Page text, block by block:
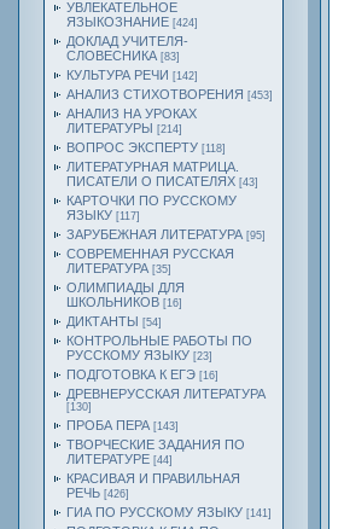
УВЛЕКАТЕЛЬНОЕ
ЯЗЫКОЗНАНИЕ [424]
ДОКЛАД УЧИТЕЛЯ-
СЛОВЕСНИКА [83]
КУЛЬТУРА РЕЧИ [142]
АНАЛИЗ СТИХОТВОРЕНИЯ [453]
АНАЛИЗ НА УРОКАХ
ЛИТЕРАТУРЫ [214]
ВОПРОС ЭКСПЕРТУ [118]
ЛИТЕРАТУРНАЯ МАТРИЦА.
ПИСАТЕЛИ О ПИСАТЕЛЯХ [43]
КАРТОЧКИ ПО РУССКОМУ
ЯЗЫКУ [117]
ЗАРУБЕЖНАЯ ЛИТЕРАТУРА [95]
СОВРЕМЕННАЯ РУССКАЯ
ЛИТЕРАТУРА [35]
ОЛИМПИАДЫ ДЛЯ
ШКОЛЬНИКОВ [16]
ДИКТАНТЫ [54]
КОНТРОЛЬНЫЕ РАБОТЫ ПО
РУССКОМУ ЯЗЫКУ [23]
ПОДГОТОВКА К ЕГЭ [16]
ДРЕВНЕРУССКАЯ ЛИТЕРАТУРА
[130]
ПРОБА ПЕРА [143]
ТВОРЧЕСКИЕ ЗАДАНИЯ ПО
ЛИТЕРАТУРЕ [44]
КРАСИВАЯ И ПРАВИЛЬНАЯ
РЕЧЬ [426]
ГИА ПО РУССКОМУ ЯЗЫКУ [141]